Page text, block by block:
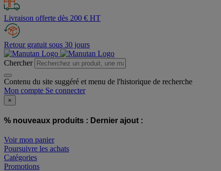
Livraison offerte dès 200 € HT
Retour gratuit sous 30 jours
Chercher
Contenu du site suggéré et menu de l'historique de recherche
Mon compte Se connecter
×
% nouveaux produits : Dernier ajout :
Voir mon panier
Poursuivre les achats
Catégories
Promotions